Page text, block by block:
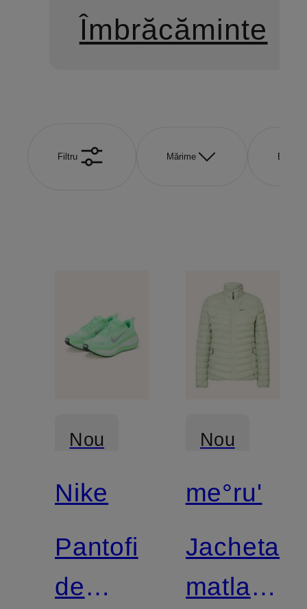
Îmbrăcăminte
Filtru Mărime Brand
Nou
Nike
Pantofi
de
Nou
me°ru'
Jacheta
matlasată